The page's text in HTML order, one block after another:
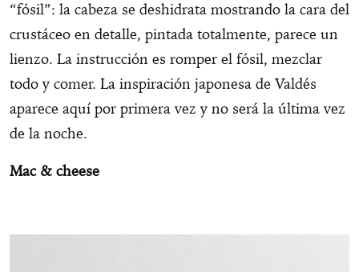
“fósil”: la cabeza se deshidrata mostrando la cara del
crustáceo en detalle, pintada totalmente, parece un
lienzo. La instrucción es romper el fósil, mezclar
todo y comer. La inspiración japonesa de Valdés
aparece aquí por primera vez y no será la última vez
de la noche.
Mac & cheese